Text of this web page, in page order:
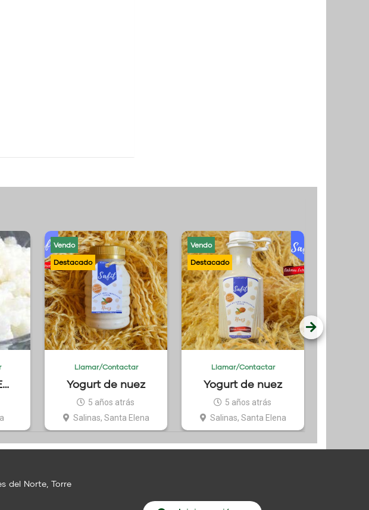
Vendo
Llamar/Contactar
Yogurt de nuez
5 años atrás
Salinas, Santa Elena
Vendo
Llamar/Contactar
Yogurt de nuez
5 años atrás
Salinas, Santa Elena
del Norte, Torre